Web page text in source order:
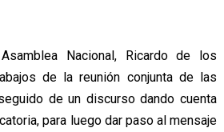
Nacional, Ricardo de los
de la reunión conjunta de las
de un discurso dando cuenta
para luego dar paso al mensaje